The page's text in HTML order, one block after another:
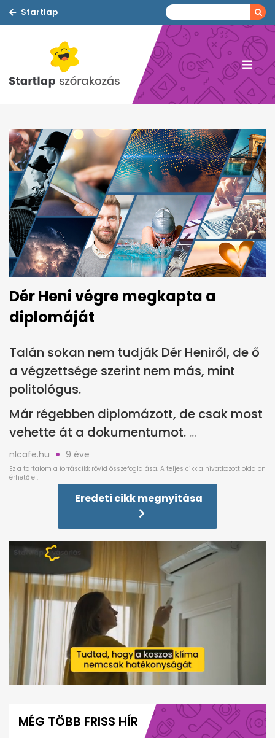
Startlap
Dér Heni végre megkapta a
diplomáját
Talán sokan nem tudják Dér Heniről, de ő
a végzettsége szerint nem más, mint
politológus.
Már régebben diplomázott, de csak most
vehette át a dokumentumot.
nlcafe.hu 9 éve
Eredeti cikk megnyitása
minute,
MÉG TÖBB FRISS HÍR